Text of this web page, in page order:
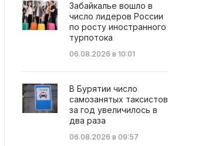
Забайкалье вошло в
число лидеров России
по росту иностранного
турпотока
06.08.2026 в 10:01
В Бурятии число
самозанятых таксистов
за год увеличилось в
два раза
06.08.2026 в 09:57